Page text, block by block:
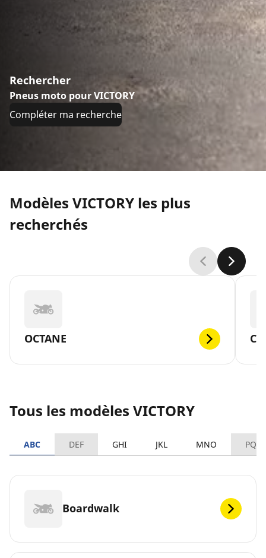
Rechercher
Pneus moto pour VICTORY
Compléter ma recherche
Modèles VICTORY les plus
recherchés
OCTANE
Tous les modèles VICTORY
ABC DEF GHI JKL MNO PQRS
Boardwalk